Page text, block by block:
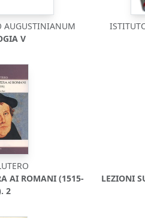
AUGUSTINIANUM
V
AI ROMANI (1515-
2
LEZIONI